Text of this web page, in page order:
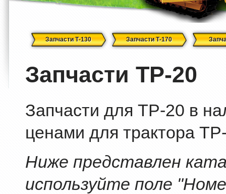
Запчасти Т-130 Запчасти Т-170
Запчасти ТР-20
Запчасти для ТР-20 в
ценами для трактора
Ниже представлен
используйте поле